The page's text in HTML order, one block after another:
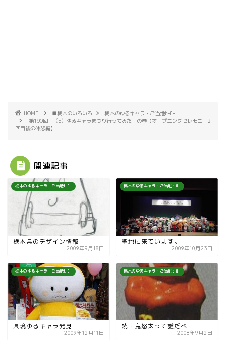
HOME ■栃木のいろいろ
栃木のゆるキャラ・ご当地ﾋｰﾛｰ
第190回 （5）ゆるキャラまつり行ってみた の巻【オープニングセレモニー2
回目後の休憩編】
関連記事
栃木のゆるキャラ・ご当地ﾋｰﾛｰ
栃木県のデザイン情報
2009年9月18日
栃木のゆるキャラ・ご当地ﾋｰﾛｰ
聖地に来ています。
2009年10月23日
栃木のゆるキャラ・ご当地ﾋｰﾛｰ
県境ゆるキャラ発見
2009年12月11日
栃木のゆるキャラ・ご当地ﾋｰﾛｰ
続・鬼怒太って誰だべ
2008年9月2日